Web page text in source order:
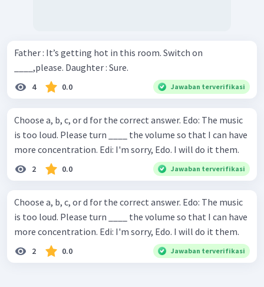
Father : It’s getting hot in this room. Switch on
____,please. Daughter : Sure.
4 0.0 Jawaban terverifikasi
Choose a, b, c, or d for the correct answer. Edo: The music
is too loud. Please turn ____ the volume so that I can have
more concentration. Edi: I'm sorry, Edo. I will do it them.
2 0.0 Jawaban terverifikasi
Choose a, b, c, or d for the correct answer. Edo: The music
is too loud. Please turn ____ the volume so that I can have
more concentration. Edi: I'm sorry, Edo. I will do it them.
2 0.0 Jawaban terverifikasi